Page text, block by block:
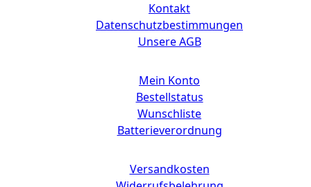
Kontakt
Datenschutzbestimmungen
Unsere AGB
Mein Konto
Bestellstatus
Wunschliste
Batterieverordnung
Versandkosten